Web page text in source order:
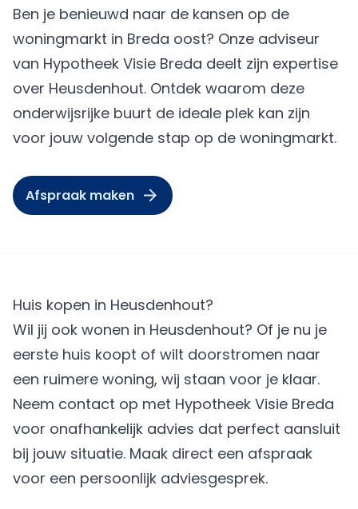
Ben je benieuwd naar de kansen op de
woningmarkt in Breda oost? Onze adviseur
van Hypotheek Visie Breda deelt zijn expertise
over Heusdenhout. Ontdek waarom deze
onderwijsrijke buurt de ideale plek kan zijn
voor jouw volgende stap op de woningmarkt.
Afspraak maken
Huis kopen in Heusdenhout?
Wil jij ook wonen in Heusdenhout? Of je nu je
eerste huis koopt of wilt doorstromen naar
een ruimere woning, wij staan voor je klaar.
Neem contact op met Hypotheek Visie Breda
voor onafhankelijk advies dat perfect aansluit
bij jouw situatie. Maak direct een afspraak
voor een persoonlijk adviesgesprek.